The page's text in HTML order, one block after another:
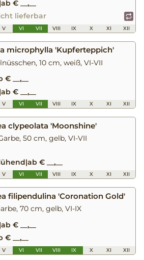
|ab € __,__
lieferbar
V VI VII VIII IX X XI XII
microphylla 'Kupferteppich'
10 cm, weiß, VI-VII
€ __,__
|ab € __,__
V VI VII VIII IX X XI XII
clypeolata 'Moonshine'
50 cm, gelb, VI-VII
|ab € __,__
V VI VII VIII IX X XI XII
filipendulina 'Coronation Gold'
70 cm, gelb, VI-IX
|ab € __,__
€ __,__
V VI VII VIII IX X XI XII